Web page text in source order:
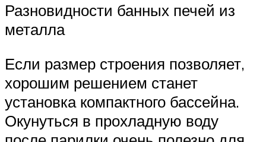
Разновидности банных печей из
металла
Если размер строения позволяет,
хорошим решением станет
установка компактного бассейна.
Окунуться в прохладную воду